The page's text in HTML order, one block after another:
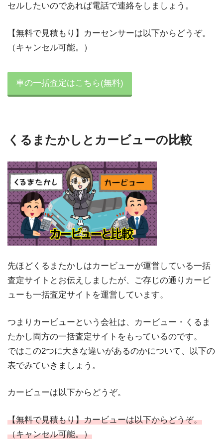
セルしたいのであれば電話で連絡をしましょう。
【無料で見積もり】カーセンサーは以下からどうぞ。
（キャンセル可能。）
車の一括査定はこちら(無料)
くるまたかしとカービューの比較
先ほどくるまたかしはカービューが運営している一括
査定サイトとお伝えしましたが、ご存じの通りカービ
ューも一括査定サイトを運営しています。
つまりカービューという会社は、カービュー・くるま
たかし両方の一括査定サイトをもっているのです。
ではこの2つに大きな違いがあるのかについて、以下の
表でみていきましょう。
カービューは以下からどうぞ。
【無料で見積もり】カービューは以下からどうぞ。
（キャンセル可能。）